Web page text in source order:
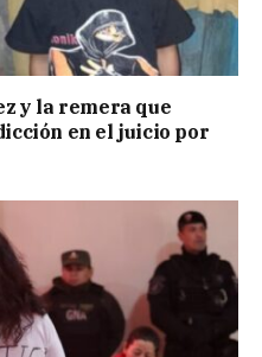
y la remera que
en el juicio por